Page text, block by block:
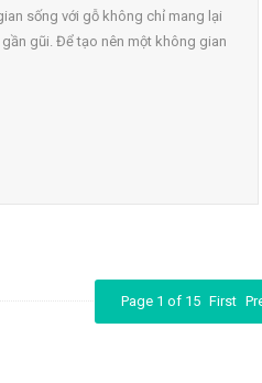
sống với gỗ không chỉ mang lại
gũi. Để tạo nên một không gian
Page 1 of 15 First